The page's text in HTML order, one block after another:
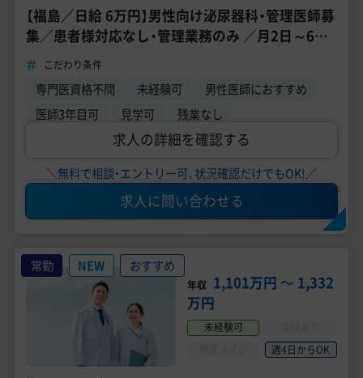
【福島／日給 6万円】男性向け泌尿器科・管理医師募
集／患者様対応なし・管理業務のみ ／月2日～6日
のみこだわり条件
専門医資格不問 未経験可
男性医師におすすめ
医師3年目可
見学可 残業なし
求人の詳細を確認する
＼無料で相談・エントリー可、状況確認だけでもOK!／
求人に問い合わせる
常勤 NEW おすすめ
年収 1,101万円 〜 1,332
万円
未経験可
週4日からOK